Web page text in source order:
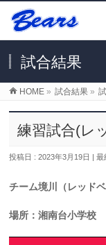
試合結果
HOME » 試合結果 »
練習試合(レ
投稿日 : 2023年3月19日 最
チーム境川（レッド
場所：湘南台小学校